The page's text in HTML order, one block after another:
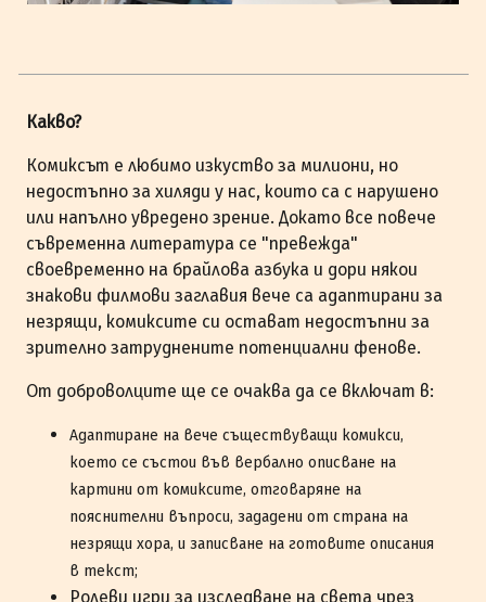
Какво?
Комиксът е любимо изкуство за милиони, но
недостъпно за хиляди у нас, които са с нарушено
или напълно увредено зрение. Докато все повече
съвременна литература се "превежда"
своевременно на брайлова азбука и дори някои
знакови филмови заглавия вече са адаптирани за
незрящи, комиксите си остават недостъпни за
зрително затруднените потенциални фенове.
От доброволците ще се очаква да се включат в:
Адаптиране на вече съществуващи комикси,
което се състои във вербално описване на
картини от комиксите, отговаряне на
пояснителни въпроси, зададени от страна на
незрящи хора, и записване на готовите описания
в текст;
Ролеви игри за изследване на света чрез